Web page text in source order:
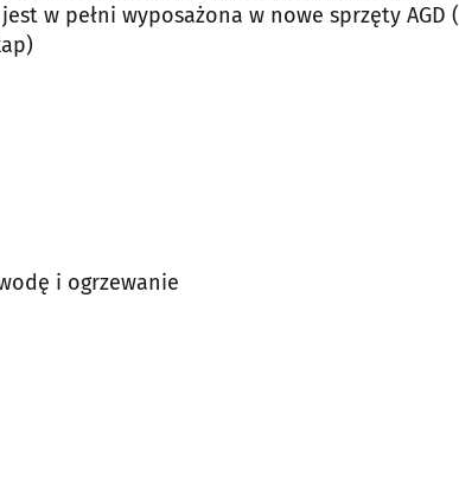
w pełni wyposażona w nowe sprzęty AGD (
i ogrzewanie